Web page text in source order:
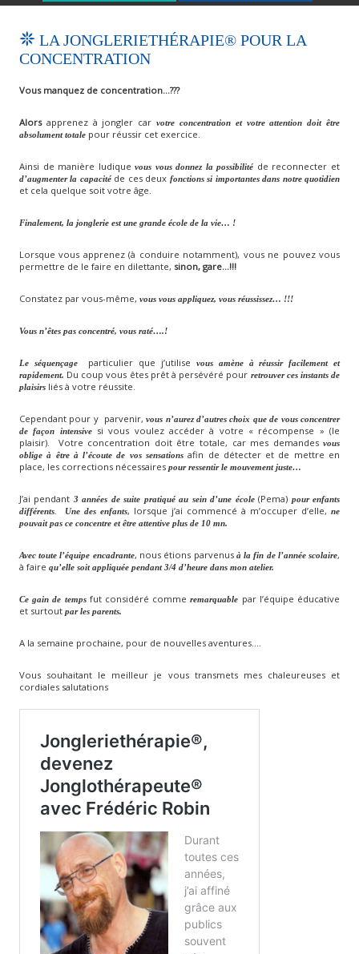
LA JONGLERIETHÉRAPIE® POUR LA
CONCENTRATION
Vous manquez de concentration…???
Alorsapprenez à jongler carvotre concentration et votre attention doit être
absolument totalepour réussir cet exercice.
Ainsi de manière ludiquevous vous donnez la possibilité de reconnecter et
d’augmenter la capacitéde ces deux fonctions si importantes dans notre quotidien
et cela quelque soit votre âge.
Finalement, la jonglerie est une grande école de la vie… !
Lorsque vous apprenez (à conduire notamment), vous ne pouvez vous
permettre de le faire en dilettante, sinon, gare...!!!
Constatez par vous-même, vous vous appliquez, vous réussissez… !!!
Vous n’êtes pas concentré, vous raté….!
Le séquençageparticulier que j’utilise
vous amène à réussir facilement et
rapidement. Du coup vous êtes prêt à persévéré pour retrouver ces instants de
plaisirsliés à votre réussite.
Cependant pour y parvenir,vous n’aurez d’autres choix que de vous concentrer
de façon intensivesi vous voulez accéder à votre « récompense » (le
plaisir). Votre concentration doit être totale, car mes demandesvous
oblige à être à l’écoute de vos sensations afin de détecter et de mettre en
place, les corrections nécessaires pour ressentir le mouvement juste…
J’ai pendant 3 années de suite pratiqué au sein d’une école(Pema) pour enfants
différents. Une des enfants, lorsque j’ai commencé à m’occuper d’elle,ne
pouvait pas ce concentre et être attentive plus de 10 mn.
Avec toute l’équipe encadrante, nous étions parvenus à la fin de l’année scolaire,
à faire qu’elle soit appliquée pendant 3/4 d’heure dans mon atelier.
Ce gain de tempsfut considéré commeremarquable par l’équipe éducative
et surtout par les parents.
A la semaine prochaine, pour de nouvelles aventures….
Vous souhaitant le meilleur je vous transmets mes chaleureuses et
cordiales salutations